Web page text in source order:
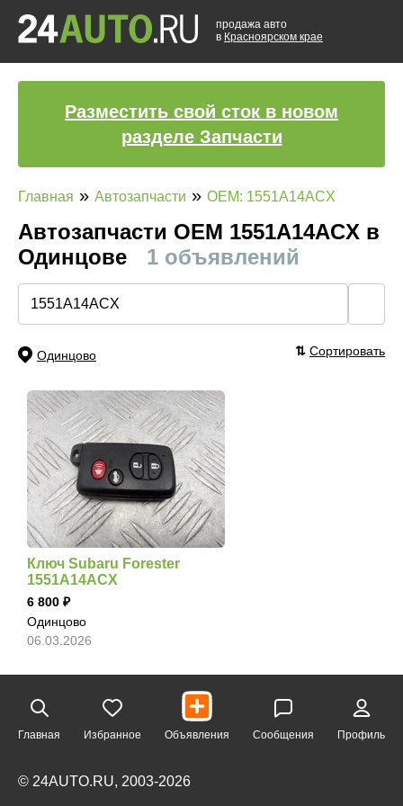
продажа авто
в Красноярском крае
Разместить свой сток в новом
разделе Запчасти
Главная » Автозапчасти » OEM: 1551A14ACX
Автозапчасти ОЕМ 1551A14ACX в
Одинцове
1 объявлений
Одинцово ⇅ Сортировать
Ключ Subaru Forester
1551A14ACX
6 800
Одинцово
06.03.2026
Главная Избранное Объявления Сообщения Профиль
© 24AUTO.RU, 2003-2026